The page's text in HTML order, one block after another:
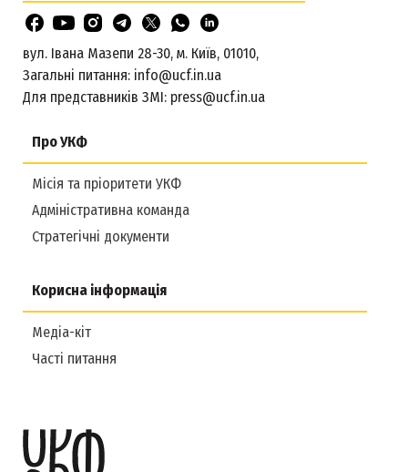
Про УКФ
Місія та пріоритети УКФ
Адміністративна команда
Стратегічні документи
Корисна інформація
Медіа-кіт
Часті питання
вул. Івана Мазепи 28-30, м. Київ, 01010,
Загальні питання: info@ucf.in.ua
Для представників ЗМІ: press@ucf.in.ua